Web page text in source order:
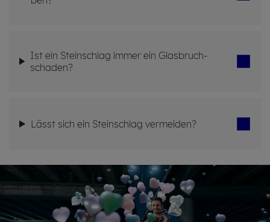
Ist ein Stein­schlag immer ein Glas­bruch­
schaden?
Lässt sich ein Stein­schlag ver­mei­den?